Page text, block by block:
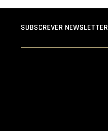
SELEÇÕES
MINIBASQUETE
SUBSCREVER NEWSLETTER